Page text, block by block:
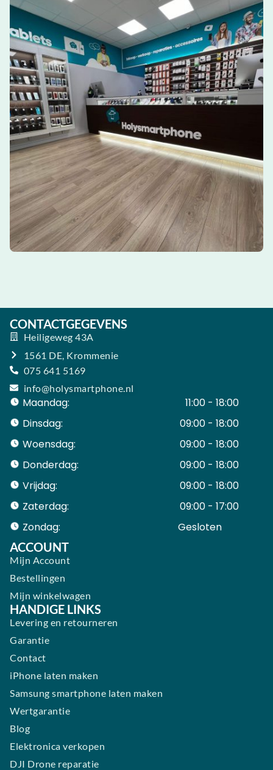
CONTACTGEGEVENS
Heiligeweg 43A
1561 DE, Krommenie
075 641 5169
info@holysmartphone.nl
Maandag:
11:00 - 18:00
Dinsdag:
09:00 - 18:00
Woensdag:
09:00 - 18:00
Donderdag:
09:00 - 18:00
Vrijdag:
09:00 - 18:00
Zaterdag:
09:00 - 17:00
Zondag:
Gesloten ​ ​ ​ ​ ​ ​ ​
ACCOUNT
Mijn Account
Bestellingen
Mijn winkelwagen
HANDIGE LINKS
Levering en retourneren
Garantie
Contact
iPhone laten maken
Samsung smartphone laten maken
Wertgarantie
Blog
Elektronica verkopen
DJI Drone reparatie